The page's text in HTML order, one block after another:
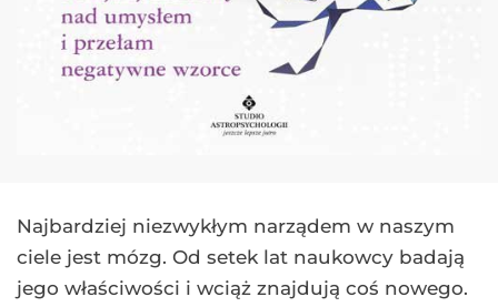
Najbardziej niezwykłym narządem w naszym
ciele jest mózg. Od setek lat naukowcy badają
jego właściwości i wciąż znajdują coś nowego.